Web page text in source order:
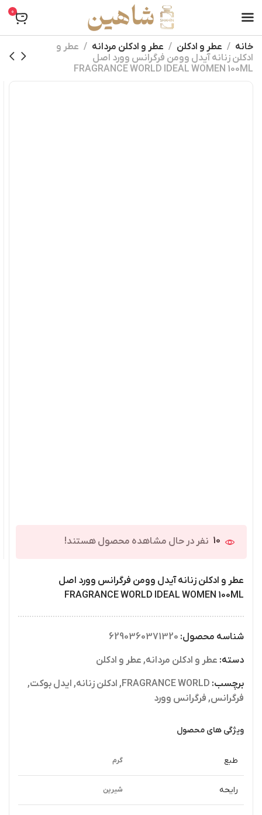
0
خانه عطر و ادکلن عطر و ادکلن مردانه
عطر و
ادکلن زنانه آیدل وومن فرگرانس وورد اصل
FRAGRANCE WORLD IDEAL WOMEN 100ML
10 نفر در حال مشاهده محصول هستند!
عطر و ادکلن زنانه آیدل وومن فرگرانس وورد اصل
FRAGRANCE WORLD IDEAL WOMEN 100ML
شناسه محصول: 6290360371320
دسته: عطر و ادکلن مردانه, عطر و ادکلن
برچسب: FRAGRANCE WORLD
, ادکلن زنانه, ایدل بوکت,
فرگرانس, فرگرانس وورد
ویژگی های محصول
طبع گرم
رایحه شیرین